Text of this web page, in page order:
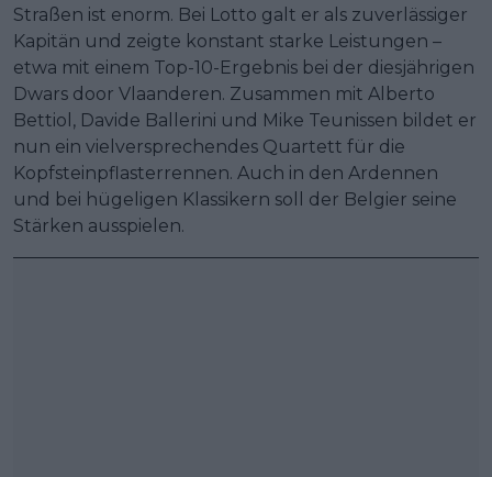
Straßen ist enorm. Bei Lotto galt er als zuverlässiger
Kapitän und zeigte konstant starke Leistungen –
etwa mit einem Top-10-Ergebnis bei der diesjährigen
Dwars door Vlaanderen. Zusammen mit Alberto
Bettiol, Davide Ballerini und Mike Teunissen bildet er
nun ein vielversprechendes Quartett für die
Kopfsteinpflasterrennen. Auch in den Ardennen
und bei hügeligen Klassikern soll der Belgier seine
Stärken ausspielen.